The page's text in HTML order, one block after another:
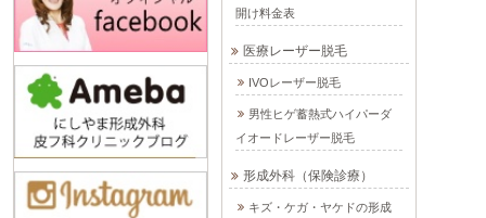
開け料金表
医療レーザー脱毛
IVOレーザー脱毛
男性ヒゲ蓄熱式ハイパーダ
イオードレーザー脱毛
形成外科（保険診療）
キズ・ケガ・ヤケドの形成